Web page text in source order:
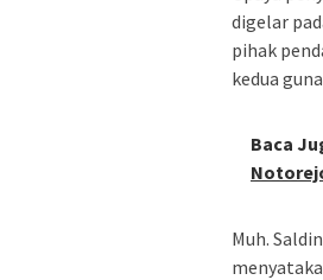
digelar
pihak
kedua
Baca
Muh.